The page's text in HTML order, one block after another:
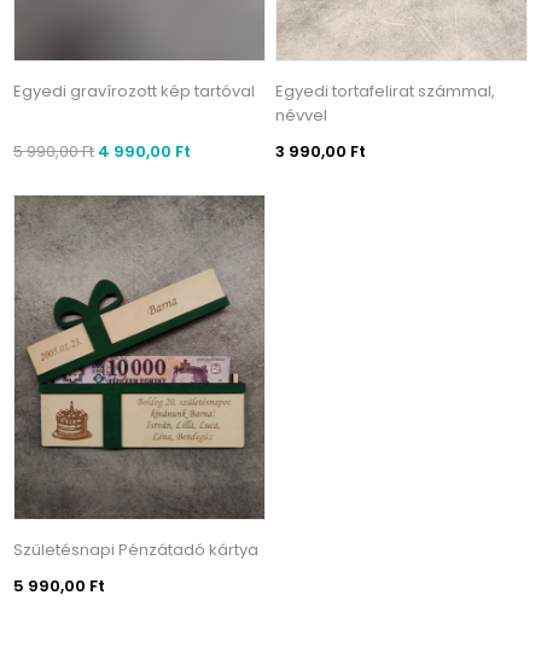
Egyedi gravírozott kép tartóval
5 990,00 Ft 4 990,00 Ft
Egyedi tortafelirat számmal,
névvel
3 990,00 Ft
Születésnapi Pénzátadó kártya
5 990,00 Ft